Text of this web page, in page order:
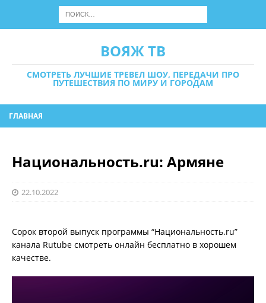
ВОЯЖ ТВ
СМОТРЕТЬ ЛУЧШИЕ ТРЕВЕЛ ШОУ, ПЕРЕДАЧИ ПРО
ПУТЕШЕСТВИЯ ПО МИРУ И ГОРОДАМ
ГЛАВНАЯ
Национальность.ru: Армяне
22.10.2022
Сорок второй выпуск программы “Национальность.ru”
канала Rutube смотреть онлайн бесплатно в хорошем
качестве.